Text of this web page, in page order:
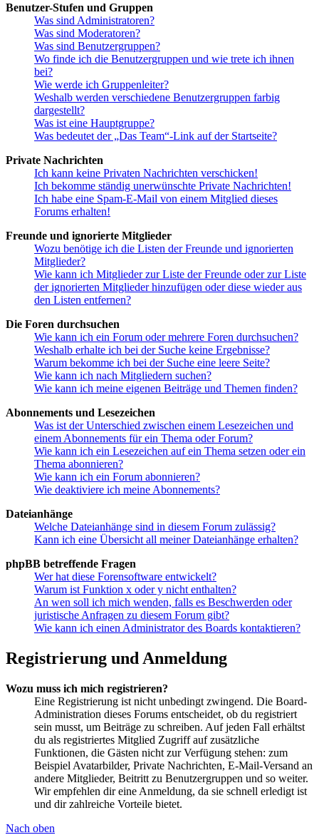
Benutzer-Stufen und Gruppen
Was sind Administratoren?
Was sind Moderatoren?
Was sind Benutzergruppen?
Wo finde ich die Benutzergruppen und wie trete ich ihnen
bei?
Wie werde ich Gruppenleiter?
Weshalb werden verschiedene Benutzergruppen farbig
dargestellt?
Was ist eine Hauptgruppe?
Was bedeutet der „Das Team“-Link auf der Startseite?
Private Nachrichten
Ich kann keine Privaten Nachrichten verschicken!
Ich bekomme ständig unerwünschte Private Nachrichten!
Ich habe eine Spam-E-Mail von einem Mitglied dieses
Forums erhalten!
Freunde und ignorierte Mitglieder
Wozu benötige ich die Listen der Freunde und ignorierten
Mitglieder?
Wie kann ich Mitglieder zur Liste der Freunde oder zur Liste
der ignorierten Mitglieder hinzufügen oder diese wieder aus
den Listen entfernen?
Die Foren durchsuchen
Wie kann ich ein Forum oder mehrere Foren durchsuchen?
Weshalb erhalte ich bei der Suche keine Ergebnisse?
Warum bekomme ich bei der Suche eine leere Seite?
Wie kann ich nach Mitgliedern suchen?
Wie kann ich meine eigenen Beiträge und Themen finden?
Abonnements und Lesezeichen
Was ist der Unterschied zwischen einem Lesezeichen und
einem Abonnements für ein Thema oder Forum?
Wie kann ich ein Lesezeichen auf ein Thema setzen oder ein
Thema abonnieren?
Wie kann ich ein Forum abonnieren?
Wie deaktiviere ich meine Abonnements?
Dateianhänge
Welche Dateianhänge sind in diesem Forum zulässig?
Kann ich eine Übersicht all meiner Dateianhänge erhalten?
phpBB betreffende Fragen
Wer hat diese Forensoftware entwickelt?
Warum ist Funktion x oder y nicht enthalten?
An wen soll ich mich wenden, falls es Beschwerden oder
juristische Anfragen zu diesem Forum gibt?
Wie kann ich einen Administrator des Boards kontaktieren?
Registrierung und Anmeldung
Wozu muss ich mich registrieren?
Eine Registrierung ist nicht unbedingt zwingend. Die Board-
Administration dieses Forums entscheidet, ob du registriert
sein musst, um Beiträge zu schreiben. Auf jeden Fall erhältst
du als registriertes Mitglied Zugriff auf zusätzliche
Funktionen, die Gästen nicht zur Verfügung stehen: zum
Beispiel Avatarbilder, Private Nachrichten, E-Mail-Versand an
andere Mitglieder, Beitritt zu Benutzergruppen und so weiter.
Wir empfehlen dir eine Anmeldung, da sie schnell erledigt ist
und dir zahlreiche Vorteile bietet.
Nach oben